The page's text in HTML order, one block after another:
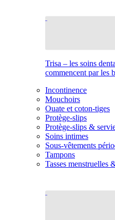
Trisa – les soins
commencent par les
Incontinence
Mouchoirs
Ouate et coton-tiges
Protège-slips
Protège-slips &
Soins intimes
Sous-vêtements
Tampons
Tasses menstruelles